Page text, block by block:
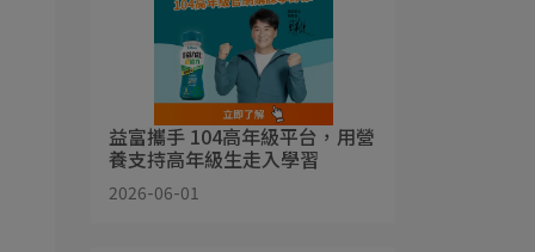
益富攜手 104高年級平台，用營
養支持高年級生走入學習
2026-06-01